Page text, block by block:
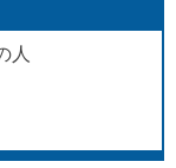
人